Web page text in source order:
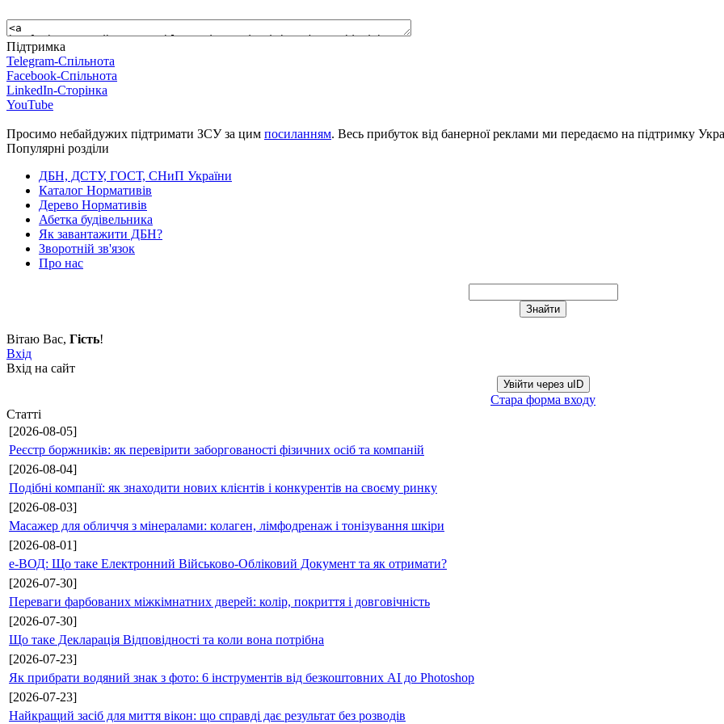
Підтримка
Telegram-Спільнота
Facebook-Спільнота
LinkedIn-Сторінка
YouTube
Просимо небайдужих підтримати ЗСУ за цим посиланням. Весь прибуток від банерної реклами ми передаємо на підтримку
Популярні розділи
ДБН, ДСТУ, ГОСТ, СНиП України
Каталог Нормативів
Дерево Нормативів
Абетка будівельника
Як завантажити ДБН?
Зворотній зв'язок
Про нас
Вітаю Вас, Гість!
Вхід
Вхід на сайт
Увійти через uID
Стара форма входу
Статті
[2026-08-05]
Реєстр боржників: як перевірити заборгованості фізичних осіб та компаній
[2026-08-04]
Подібні компанії: як знаходити нових клієнтів і конкурентів на своєму ринку
[2026-08-03]
Масажер для обличчя з мінералами: колаген, лімфодренаж і тонізування шкіри
[2026-08-01]
е-ВОД: Що таке Електронний Військово-Обліковий Документ та як отримати?
[2026-07-30]
Переваги фарбованих міжкімнатних дверей: колір, покриття і довговічність
[2026-07-30]
Що таке Декларація Відповідності та коли вона потрібна
[2026-07-23]
Як прибрати водяний знак з фото: 6 інструментів від безкоштовних AI до Photoshop
[2026-07-23]
Найкращий засіб для миття вікон: що справді дає результат без розводів